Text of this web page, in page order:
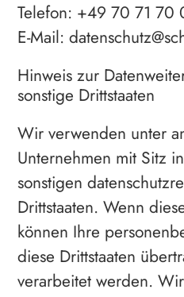
Telefon: +49 70 71 70
E-Mail:
Hinweis zur
sonstige Drittstaaten
Wir verwenden unter
Unternehmen mit Sitz
sonstigen
Drittstaaten. Wenn
können Ihre
diese Drittstaaten
verarbeitet werden.